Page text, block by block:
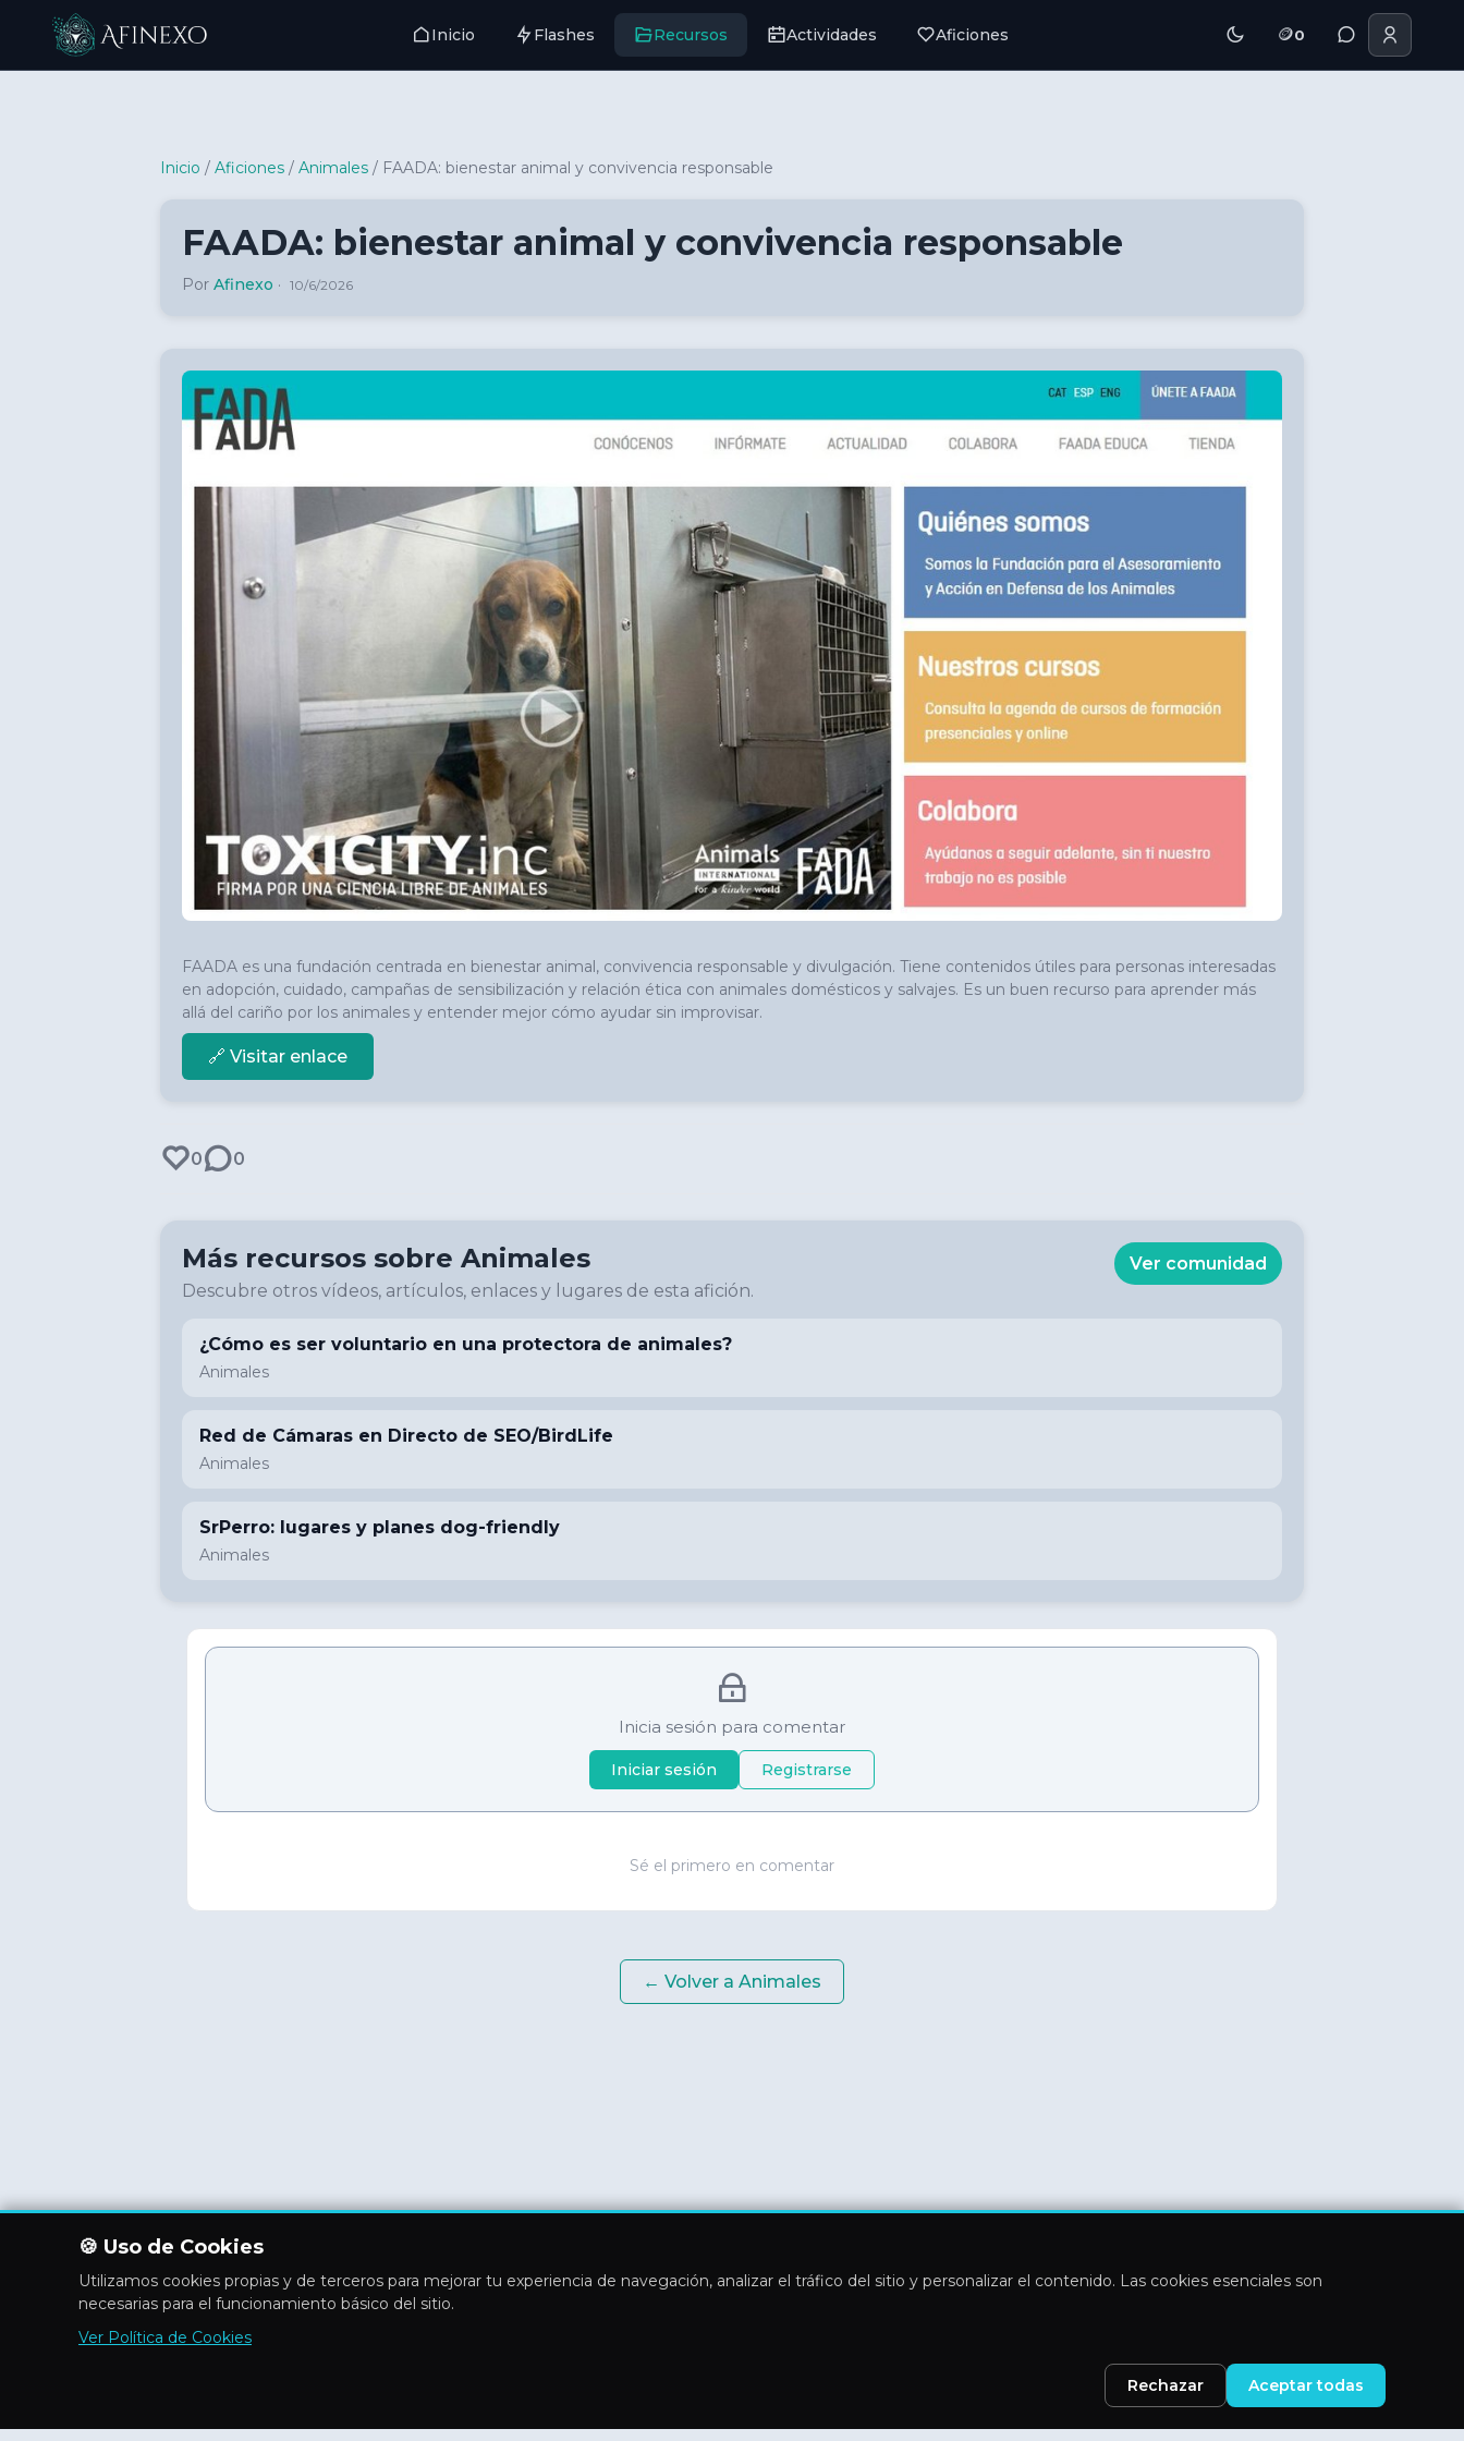
Inicio Afinexo Inicio Flashes Recursos Actividades Aficiones 🪙0
Inicio / Aficiones / Animales / FAADA: bienestar animal y convivencia responsable
FAADA: bienestar animal y convivencia responsable
Por Afinexo · 10/6/2026
FAADA es una fundación centrada en bienestar animal, convivencia responsable y divulgación. Tiene contenidos útiles para personas interesadas
en adopción, cuidado, campañas de sensibilización y relación ética con animales domésticos y salvajes. Es un buen recurso para aprender más
allá del cariño por los animales y entender mejor cómo ayudar sin improvisar.
🔗 Visitar enlace
0 0
Más recursos sobre Animales
Descubre otros vídeos, artículos, enlaces y lugares de esta afición.
Ver comunidad
¿Cómo es ser voluntario en una protectora de animales?
Animales
Red de Cámaras en Directo de SEO/BirdLife
Animales
SrPerro: lugares y planes dog-friendly
Animales
Inicia sesión para comentar
Iniciar sesión Registrarse
Sé el primero en comentar
← Volver a Animales
🍪 Uso de Cookies
Utilizamos cookies propias y de terceros para mejorar tu experiencia de navegación, analizar el tráfico del sitio y personalizar el contenido. Las cookies esenciales son
necesarias para el funcionamiento básico del sitio.
Ver Política de Cookies
Rechazar Aceptar todas